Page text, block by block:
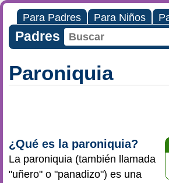
Para Padres Para Niños
Padres
Paroniquia
¿Qué es la paroniquia?
La paroniquia (también llamada
"uñero" o "panadizo") es una